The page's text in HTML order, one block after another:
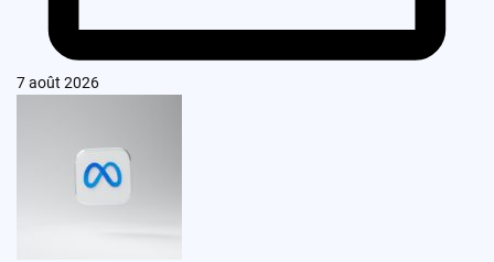
7 août 2026